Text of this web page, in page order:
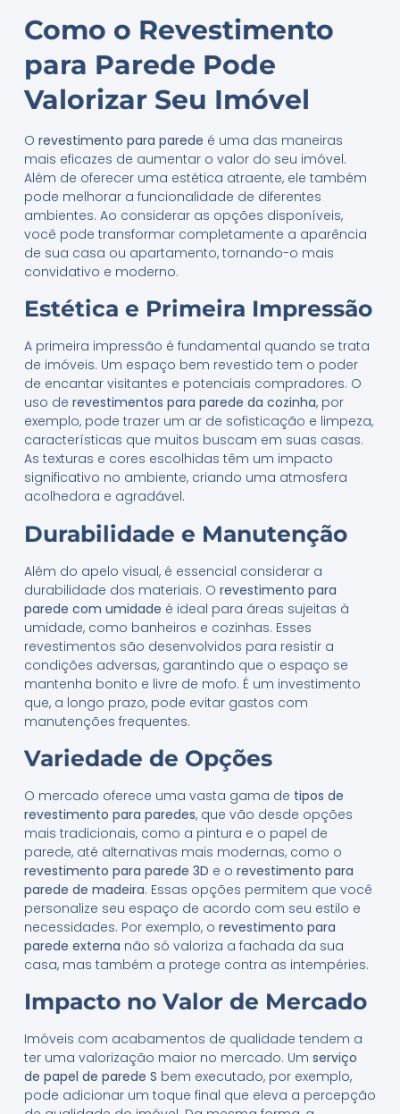
Como o Revestimento
para Parede Pode
Valorizar Seu Imóvel
O revestimento para parede é uma das maneiras
mais eficazes de aumentar o valor do seu imóvel.
Além de oferecer uma estética atraente, ele também
pode melhorar a funcionalidade de diferentes
ambientes. Ao considerar as opções disponíveis,
você pode transformar completamente a aparência
de sua casa ou apartamento, tornando-o mais
convidativo e moderno.
Estética e Primeira Impressão
A primeira impressão é fundamental quando se trata
de imóveis. Um espaço bem revestido tem o poder
de encantar visitantes e potenciais compradores. O
uso de revestimentos para parede da cozinha, por
exemplo, pode trazer um ar de sofisticação e limpeza,
características que muitos buscam em suas casas.
As texturas e cores escolhidas têm um impacto
significativo no ambiente, criando uma atmosfera
acolhedora e agradável.
Durabilidade e Manutenção
Além do apelo visual, é essencial considerar a
durabilidade dos materiais. O revestimento para
parede com umidade é ideal para áreas sujeitas à
umidade, como banheiros e cozinhas. Esses
revestimentos são desenvolvidos para resistir a
condições adversas, garantindo que o espaço se
mantenha bonito e livre de mofo. É um investimento
que, a longo prazo, pode evitar gastos com
manutenções frequentes.
Variedade de Opções
O mercado oferece uma vasta gama de tipos de
revestimento para paredes, que vão desde opções
mais tradicionais, como a pintura e o papel de
parede, até alternativas mais modernas, como o
revestimento para parede 3D e o revestimento para
parede de madeira. Essas opções permitem que você
personalize seu espaço de acordo com seu estilo e
necessidades. Por exemplo, o revestimento para
parede externa não só valoriza a fachada da sua
casa, mas também a protege contra as intempéries.
Impacto no Valor de Mercado
Imóveis com acabamentos de qualidade tendem a
ter uma valorização maior no mercado. Um serviço
de papel de parede S bem executado, por exemplo,
pode adicionar um toque final que eleva a percepção